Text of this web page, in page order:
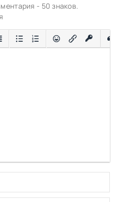
- 50 знаков.